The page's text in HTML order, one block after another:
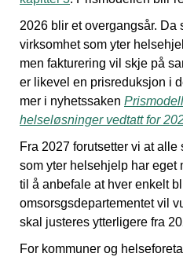
2026 blir et overgangsår. Da
virksomhet som yter
men fakturering vil skje på
er likevel en prisreduksjon i
mer i nyhetssaken
helseløsninger vedtatt for
Fra 2027 forutsetter vi at
som yter helsehjelp har eget
til å anbefale at hver enkelt
omsorsgsdepartementet vil
skal justeres ytterligere fra
For kommuner og